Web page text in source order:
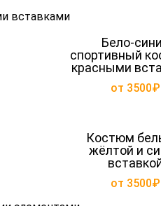
Бело-
спортивный
красными
от 3500₽
Костюм
жёлтой и
от 3500₽